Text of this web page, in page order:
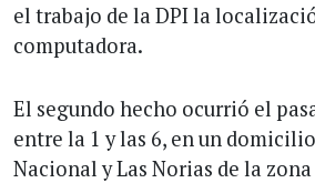
el trabajo de la DPI la
computadora.
El segundo hecho ocurrió el
entre la 1 y las 6, en un
Nacional y Las Norias de la